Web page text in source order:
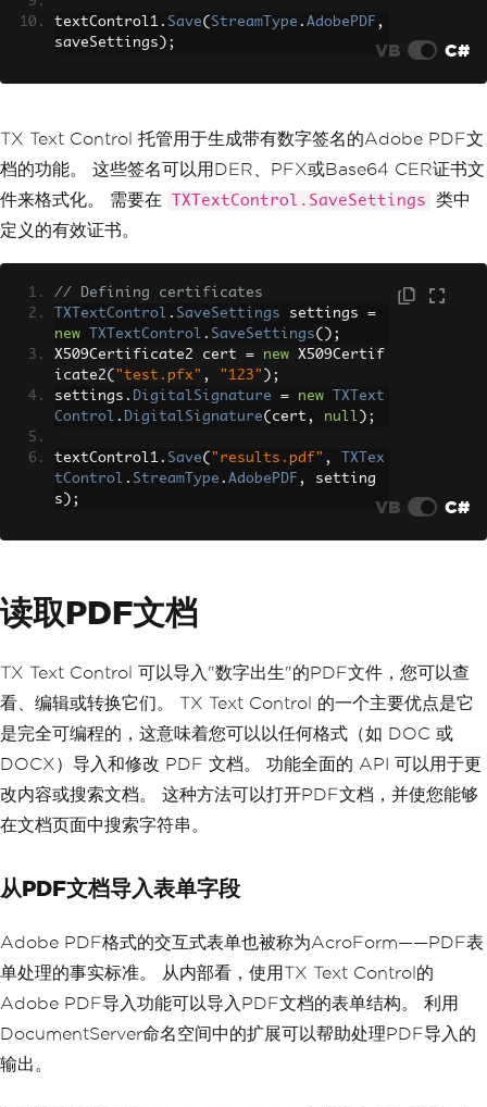
textControl1 . Save( StreamType . AdobePDF ,
saveSettings ); VB C#
TX Text Control 托管用于生成带有数字签名的Adobe PDF文
档的功能。 这些签名可以用DER、PFX或Base64 CER证书文
件来格式化。 需要在
TXTextControl.SaveSettings
类中
定义的有效证书。
// Defining certificates
TXTextControl . SaveSettings settings =
new
TXTextControl . SaveSettings();
X509Certificate2 cert = new X509Certif
icate2( "test.pfx" , "123" );
settings . DigitalSignature = new
TXText
Control . DigitalSignature( cert , null );
textControl1 . Save( "results.pdf" ,
TXTex
tControl . StreamType . AdobePDF ,
setting
s ); VB C#
读取PDF文档
TX Text Control 可以导入"数字出生"的PDF文件，您可以查
看、编辑或转换它们。 TX Text Control 的一个主要优点是它
是完全可编程的，这意味着您可以以任何格式（如 DOC 或
DOCX）导入和修改 PDF 文档。 功能全面的 API 可以用于更
改内容或搜索文档。 这种方法可以打开PDF文档，并使您能够
在文档页面中搜索字符串。
从PDF文档导入表单字段
Adobe PDF格式的交互式表单也被称为AcroForm——PDF表
单处理的事实标准。 从内部看，使用TX Text Control的
Adobe PDF导入功能可以导入PDF文档的表单结构。 利用
DocumentServer命名空间中的扩展可以帮助处理PDF导入的
输出。